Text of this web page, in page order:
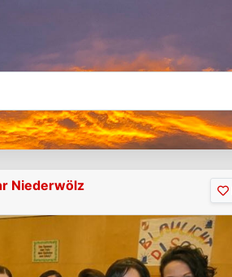
Niederwölz